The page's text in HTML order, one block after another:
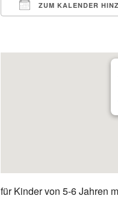
ZUM KALENDER
für Kinder von 5-6 Jahren